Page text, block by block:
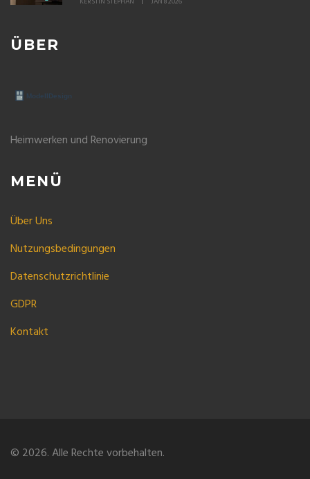
ÜBER
Heimwerken und Renovierung
MENÜ
Über Uns
Nutzungsbedingungen
Datenschutzrichtlinie
GDPR
Kontakt
© 2026. Alle Rechte vorbehalten.